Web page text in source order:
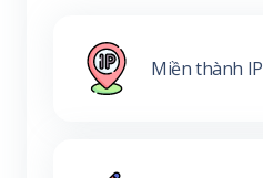
Miền thành IP